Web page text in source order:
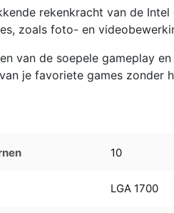
rekenkracht van de
zoals foto- en
van de soepele gameplay
je favoriete games zonder
10
LGA 1700